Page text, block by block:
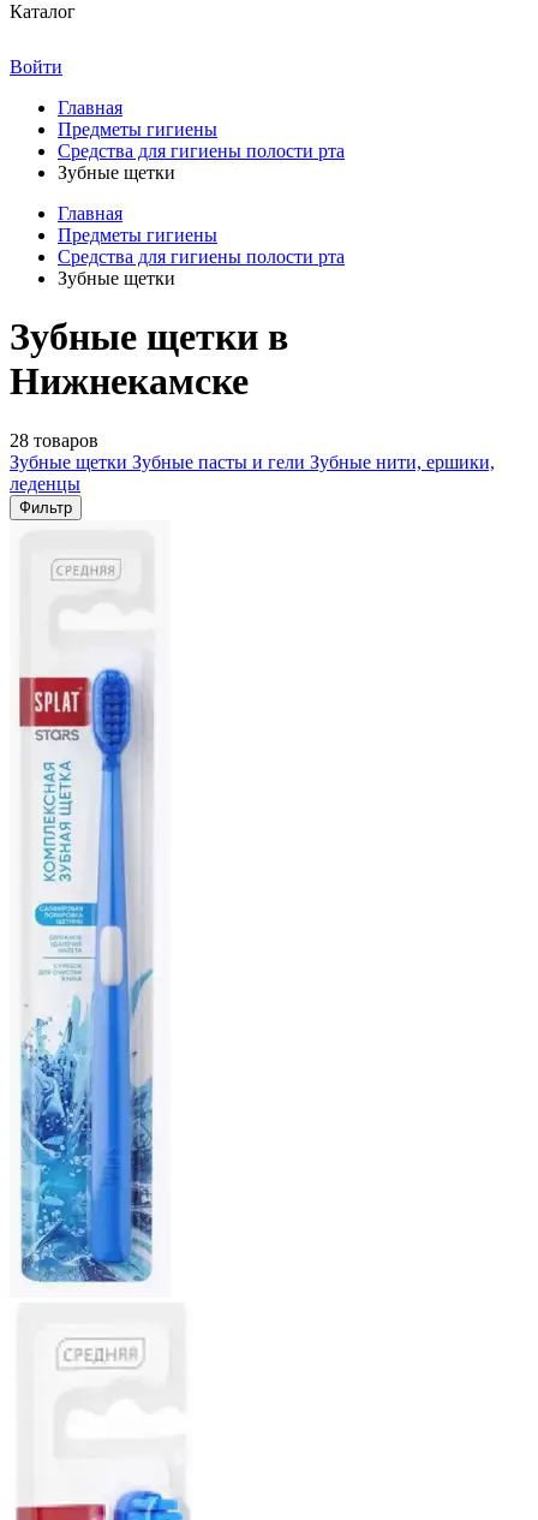
Каталог
Войти
Главная
Предметы гигиены
Средства для гигиены полости рта
Зубные щетки
Главная
Предметы гигиены
Средства для гигиены полости рта
Зубные щетки
Зубные щетки в
Нижнекамске
28 товаров
Зубные щетки Зубные пасты и гели Зубные нити, ершики,
леденцы
Фильтр